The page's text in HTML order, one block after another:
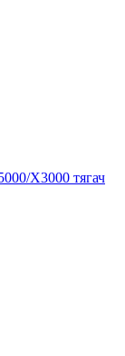
X3000 тягач